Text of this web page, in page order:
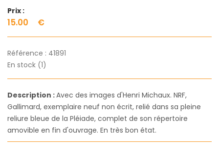
Prix :
15.00 €
Référence : 41891
En stock (1)
Description :Avec des images d'Henri Michaux. NRF,
Gallimard, exemplaire neuf non écrit, relié dans sa pleine
reliure bleue de la Pléiade, complet de son répertoire
amovible en fin d'ouvrage. En très bon état.